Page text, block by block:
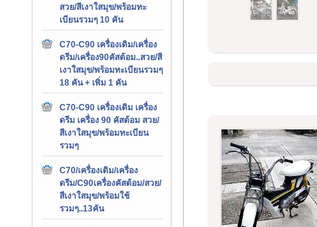
สวย/สีเงาใสมุข/พร้อมทะ
เบียนรวมๆ 10 คัน
C70-C90 เครื่องเดิม/เครื่อง
ดรีม/เครื่อง90คัสต้อม..สวย/สี
เงาใสมุข/พร้อมทะเบียนรวมๆ
18 คัน + เพิ่ม 1 คัน
C70-C90 เครื่องเดิม เครื่อง
ดรีม เครื่อง 90 คัสต้อม สวย/
สีเงาใสมุข/พร้อมทะเบียน
รวมๆ
C70/เครื่องเดิม/เครื่อง
ดรีม/C90เครื่องคัสต้อม/สวย/
สีเงาใสมุข/พร้อมใช้
รวมๆ..13คัน